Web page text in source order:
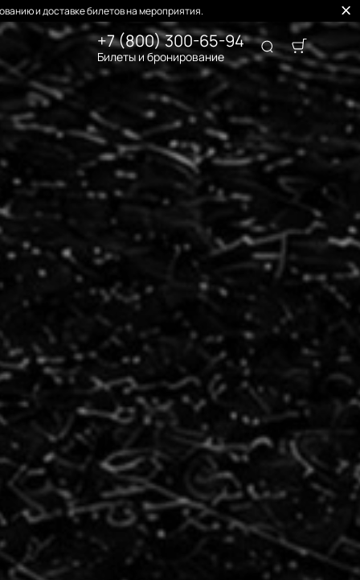
и доставке билетов на мероприятия.
+7 (800) 300-65-94
Билеты и бронирование